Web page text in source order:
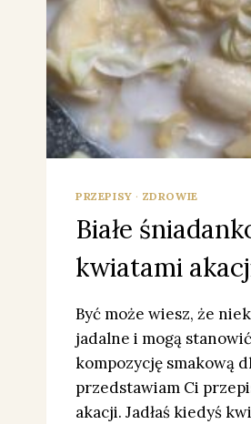
PRZEPISY · ZDROWIE
Białe
kwiatami
Być może wiesz, że
jadalne i mogą
kompozycję smakową
przedstawiam Ci
akacji. Jadłaś kiedyś